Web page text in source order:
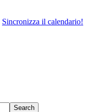
Sincronizza il calendario!